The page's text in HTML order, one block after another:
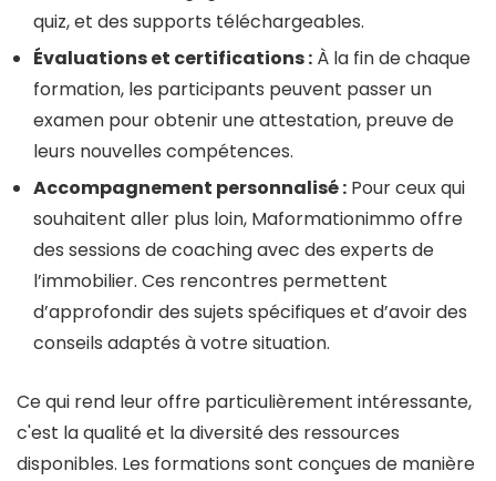
quiz, et des supports téléchargeables.
Évaluations et certifications : À la fin de chaque
formation, les participants peuvent passer un
examen pour obtenir une attestation, preuve de
leurs nouvelles compétences.
Accompagnement personnalisé : Pour ceux qui
souhaitent aller plus loin, Maformationimmo offre
des sessions de coaching avec des experts de
l’immobilier. Ces rencontres permettent
d’approfondir des sujets spécifiques et d’avoir des
conseils adaptés à votre situation.
Ce qui rend leur offre particulièrement intéressante,
c'est la qualité et la diversité des ressources
disponibles. Les formations sont conçues de manière